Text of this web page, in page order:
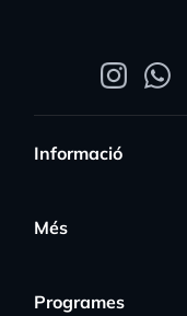
Informació
Més
Programes